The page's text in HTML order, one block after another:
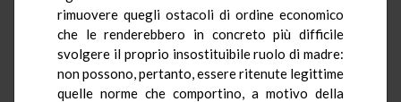
rimuovere quegli ostacoli di ordine economico
che le renderebbero in concreto più difficile
svolgere il proprio insostituibile ruolo di madre:
non possono, pertanto, essere ritenute legittime
quelle norme che comportino, a motivo della